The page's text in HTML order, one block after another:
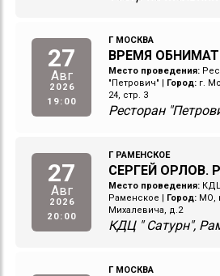
27
Авг
2026
19:00
Г МОСКВА
ВРЕМЯ
Место проведения:
"Петрович" | Город: г.
24, стр. 3
Ресторан
27
Авг
2026
20:00
Г РАМЕНСКОЕ
СЕРГЕЙ ОРЛОВ.
Место проведения:
Раменское | Город: МО,
Михалевича, д.2
КДЦ " Сатурн",
Г МОСКВА